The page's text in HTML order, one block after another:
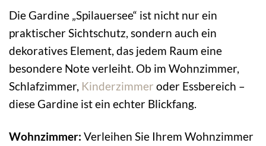
Die Gardine „Spilauersee“ ist nicht nur ein
praktischer Sichtschutz, sondern auch ein
dekoratives Element, das jedem Raum eine
besondere Note verleiht. Ob im Wohnzimmer,
Schlafzimmer, Kinderzimmer oder Essbereich –
diese Gardine ist ein echter Blickfang.
Wohnzimmer: Verleihen Sie Ihrem Wohnzimmer